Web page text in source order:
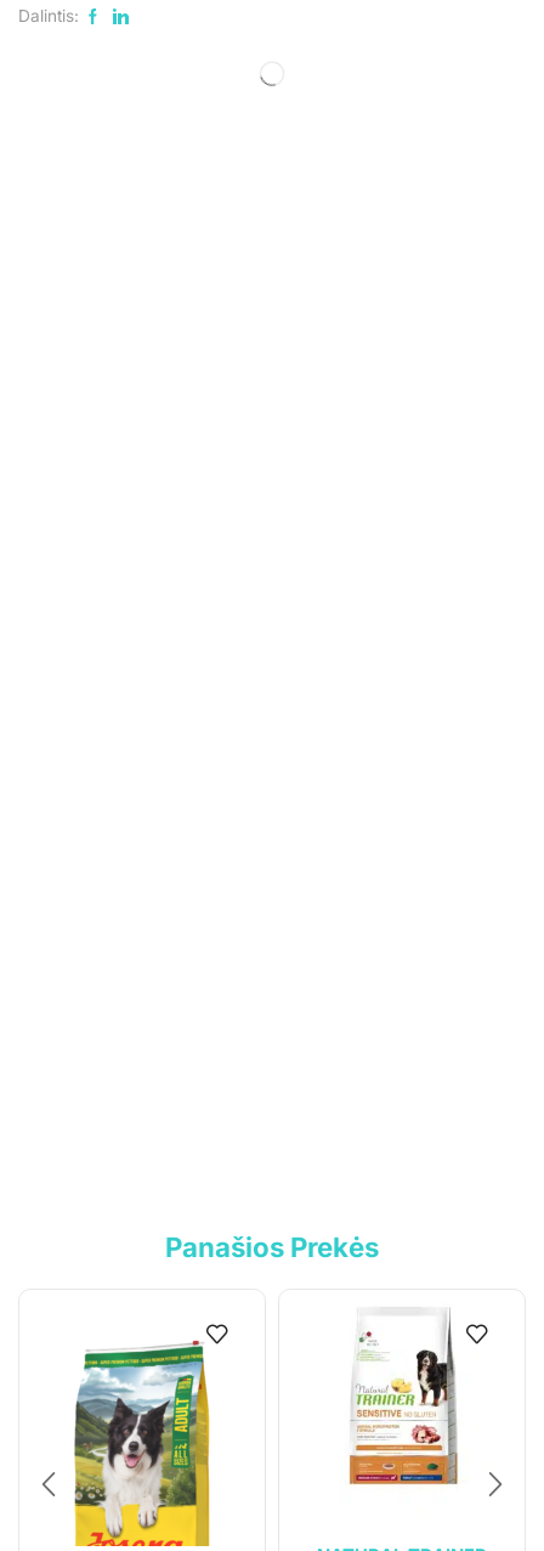
Dalintis:
Panašios Prekės
Klientams
Mano paskyra
Siuntos sekimas